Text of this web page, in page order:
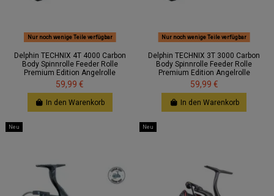
Nur noch wenige Teile verfügbar
Delphin TECHNIX 4T 4000 Carbon
Body Spinnrolle Feeder Rolle
Premium Edition Angelrolle
59,99 €
In den Warenkorb
Nur noch wenige Teile verfügbar
Delphin TECHNIX 3T 3000 Carbon
Body Spinnrolle Feeder Rolle
Premium Edition Angelrolle
59,99 €
In den Warenkorb
Neu Neu